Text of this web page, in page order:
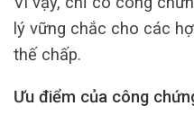
lý vững chắc cho các
thế chấp.
Ưu điểm của công